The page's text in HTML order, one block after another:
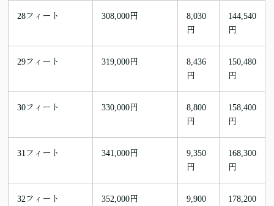
28フィート 308,000円
8,030
円
144,540
円
29フィート 319,000円
8,436
円
150,480
円
30フィート 330,000円
8,800
円
158,400
円
31フィート 341,000円
9,350
円
168,300
円
32フィート 352,000円
9,900
178,200